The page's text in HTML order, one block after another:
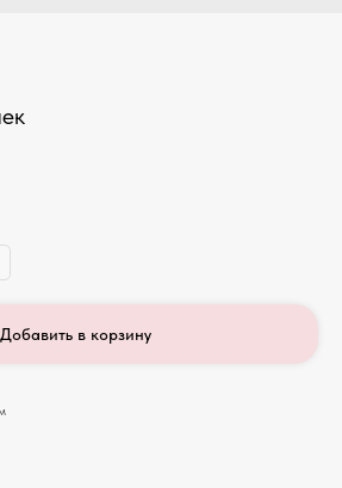
Добавить в корзину